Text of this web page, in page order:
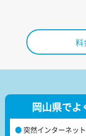
料
岡山県でよ
突然インターネッ